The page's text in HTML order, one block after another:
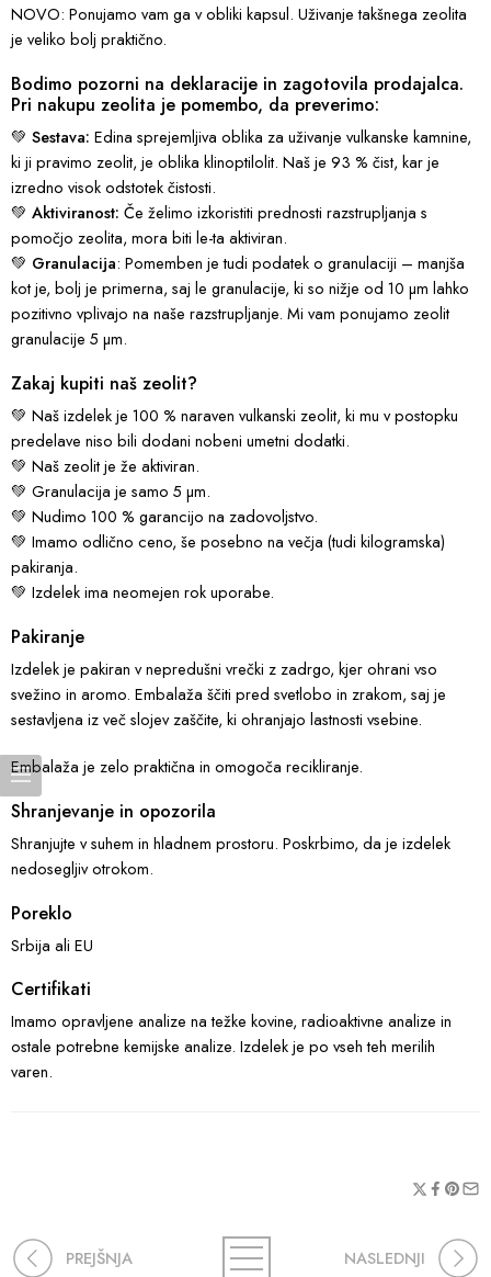
NOVO: Ponujamo vam ga v obliki kapsul. Uživanje takšnega zeolita
je veliko bolj praktično.
Bodimo pozorni na deklaracije in zagotovila prodajalca.
Pri nakupu zeolita je pomembo, da preverimo:
💚 Sestava: Edina sprejemljiva oblika za uživanje vulkanske kamnine,
ki ji pravimo zeolit, je oblika klinoptilolit. Naš je 93 % čist, kar je
izredno visok odstotek čistosti.
💚 Aktiviranost: Če želimo izkoristiti prednosti razstrupljanja s
pomočjo zeolita, mora biti le-ta aktiviran.
💚 Granulacija: Pomemben je tudi podatek o granulaciji – manjša
kot je, bolj je primerna, saj le granulacije, ki so nižje od 10 µm lahko
pozitivno vplivajo na naše razstrupljanje. Mi vam ponujamo zeolit
granulacije 5 µm.
Zakaj kupiti naš zeolit?
💚 Naš izdelek je 100 % naraven vulkanski zeolit, ki mu v postopku
predelave niso bili dodani nobeni umetni dodatki.
💚 Naš zeolit je že aktiviran.
💚 Granulacija je samo 5 µm.
💚 Nudimo 100 % garancijo na zadovoljstvo.
💚 Imamo odlično ceno, še posebno na večja (tudi kilogramska)
pakiranja.
💚 Izdelek ima neomejen rok uporabe.
Pakiranje
Izdelek je pakiran v nepredušni vrečki z zadrgo, kjer ohrani vso
svežino in aromo. Embalaža ščiti pred svetlobo in zrakom, saj je
sestavljena iz več slojev zaščite, ki ohranjajo lastnosti vsebine.
Embalaža je zelo praktična in omogoča recikliranje.
Shranjevanje in opozorila
Shranjujte v suhem in hladnem prostoru. Poskrbimo, da je izdelek
nedosegljiv otrokom.
Poreklo
Srbija ali EU
Certifikati
Imamo opravljene analize na težke kovine, radioaktivne analize in
ostale potrebne kemijske analize. Izdelek je po vseh teh merilih
varen.
PREJŠNJA NASLEDNJI